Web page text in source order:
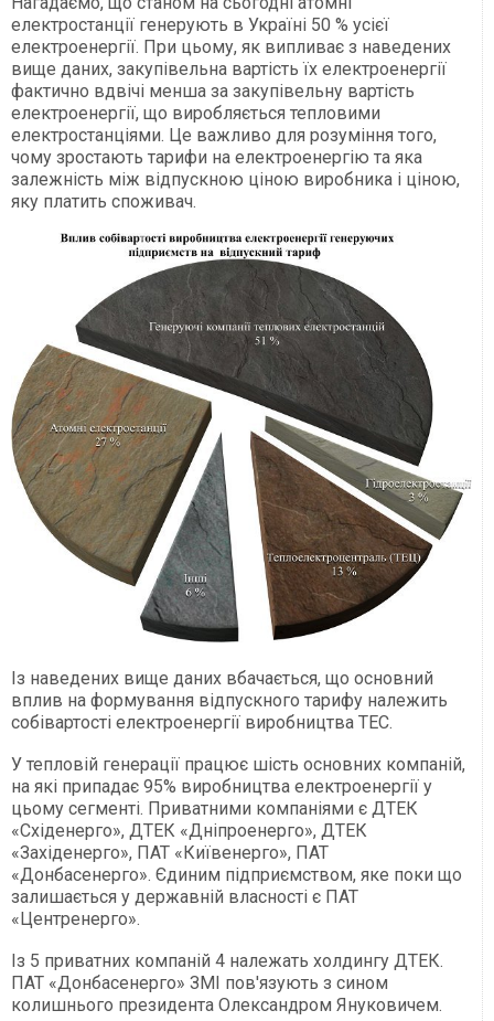
електростанції генерують в Україні 50 % усієї
електроенергії. При цьому, як випливає з наведених
вище даних, закупівельна вартість їх електроенергії
фактично вдвічі менша за закупівельну вартість
електроенергії, що виробляється тепловими
електростанціями. Це важливо для розуміння того,
чому зростають тарифи на електроенергію та яка
залежність між відпускною ціною виробника і ціною,
яку платить споживач.
Із наведених вище даних вбачається, що основний
вплив на формування відпускного тарифу належить
собівартості електроенергії виробництва ТЕС.
У тепловій генерації працює шість основних компаній,
на які припадає 95% виробництва електроенергії у
цьому сегменті. Приватними компаніями є ДТЕК
«Східенерго», ДТЕК «Дніпроенерго», ДТЕК
«Західенерго», ПАТ «Київенерго», ПАТ
«Донбасенерго». Єдиним підприємством, яке поки що
залишається у державній власності є ПАТ
«Центренерго».
Із 5 приватних компаній 4 належать холдингу ДТЕК.
ПАТ «Донбасенерго» ЗМІ пов'язують з сином
колишнього президента Олександром Януковичем.